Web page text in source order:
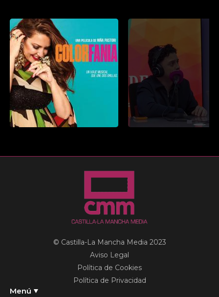
artículo
Menú
© Castilla-La Mancha Media 2023
Aviso Legal
Política de Cookies
Política de Privacidad